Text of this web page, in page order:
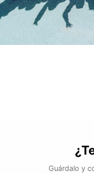
Guárdalo y